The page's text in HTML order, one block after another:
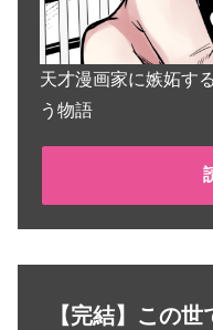
天才漫画家に嫉妬す
う物語
【完結】この世